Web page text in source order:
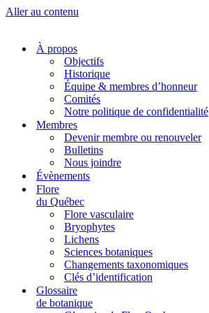
Aller au contenu
À propos
Objectifs
Historique
Équipe & membres d’honneur
Comités
Notre politique de confidentialité
Membres
Devenir membre ou renouveler
Bulletins
Nous joindre
Évènements
Flore
du Québec
Flore vasculaire
Bryophytes
Lichens
Sciences botaniques
Changements taxonomiques
Clés d’identification
Glossaire
de botanique